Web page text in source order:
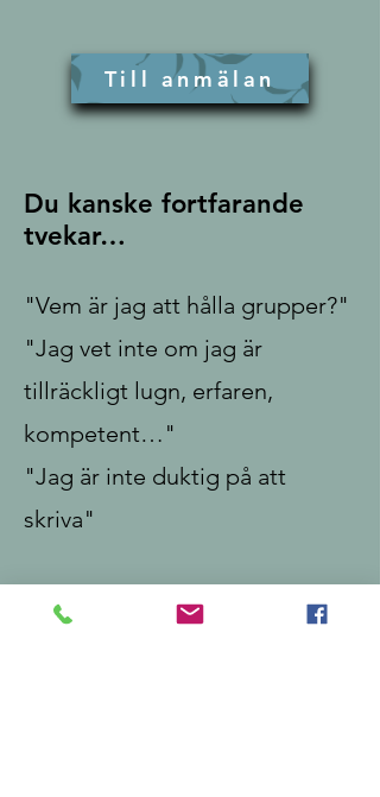
Till anmälan
Du kanske fortfarande
tvekar…
"Vem är jag att hålla grupper?"
"Jag vet inte om jag är
tillräckligt lugn, erfaren,
kompetent…"
"Jag är inte duktig på att
skriva"
Sanningen? Du behöver inte